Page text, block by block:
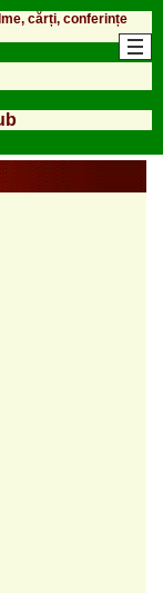
cărți, conferințe